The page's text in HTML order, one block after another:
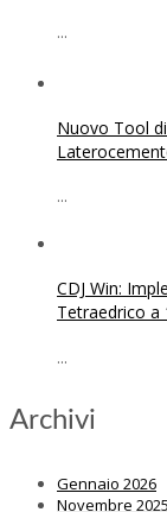
...
Nuovo Tool
...
CDJ Win:
Tetraedrico a
...
Archivi
Gennaio 2026
Novembre 2025